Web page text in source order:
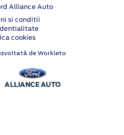
Alliance Auto
si conditii
cookies
de Workleto